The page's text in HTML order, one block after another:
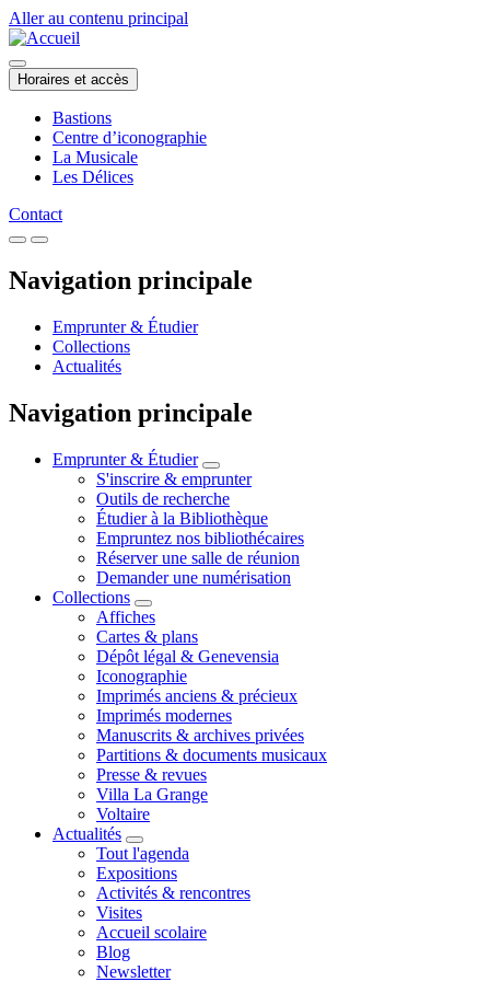
Aller au contenu principal
Horaires et accès
Bastions
Centre d’iconographie
La Musicale
Les Délices
Contact
Navigation principale
Emprunter & Étudier
Collections
Actualités
Navigation principale
Emprunter & Étudier
S'inscrire & emprunter
Outils de recherche
Étudier à la Bibliothèque
Empruntez nos bibliothécaires
Réserver une salle de réunion
Demander une numérisation
Collections
Affiches
Cartes & plans
Dépôt légal & Genevensia
Iconographie
Imprimés anciens & précieux
Imprimés modernes
Manuscrits & archives privées
Partitions & documents musicaux
Presse & revues
Villa La Grange
Voltaire
Actualités
Tout l'agenda
Expositions
Activités & rencontres
Visites
Accueil scolaire
Blog
Newsletter